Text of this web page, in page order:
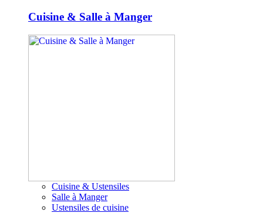
Cuisine & Salle à Manger
Cuisine & Ustensiles
Salle à Manger
Ustensiles de cuisine